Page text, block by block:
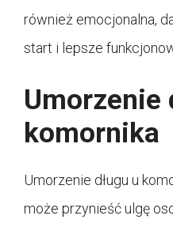
również emocjonalna,
start i lepsze
Umorzenie
komornika
Umorzenie długu u
może przynieść ulgę